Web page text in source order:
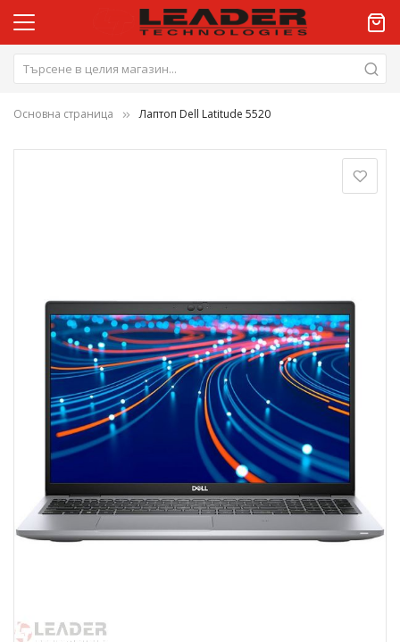
Основна страница Лаптоп Dell Latitude 5520